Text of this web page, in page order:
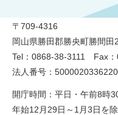
〒709-4316
岡山県勝田郡勝央町勝間田
Tel：0868-38-3111 Fax
法人番号：5000020336220
開庁時間：平日・午前8時
年始12月29日～1月3日を除